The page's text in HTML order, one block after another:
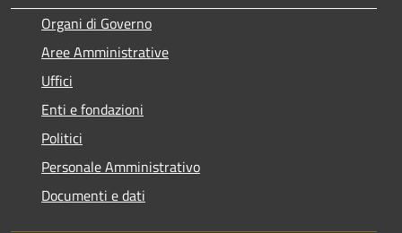
Organi di Governo
Aree Amministrative
Uffici
Enti e fondazioni
Politici
Personale Amministrativo
Documenti e dati